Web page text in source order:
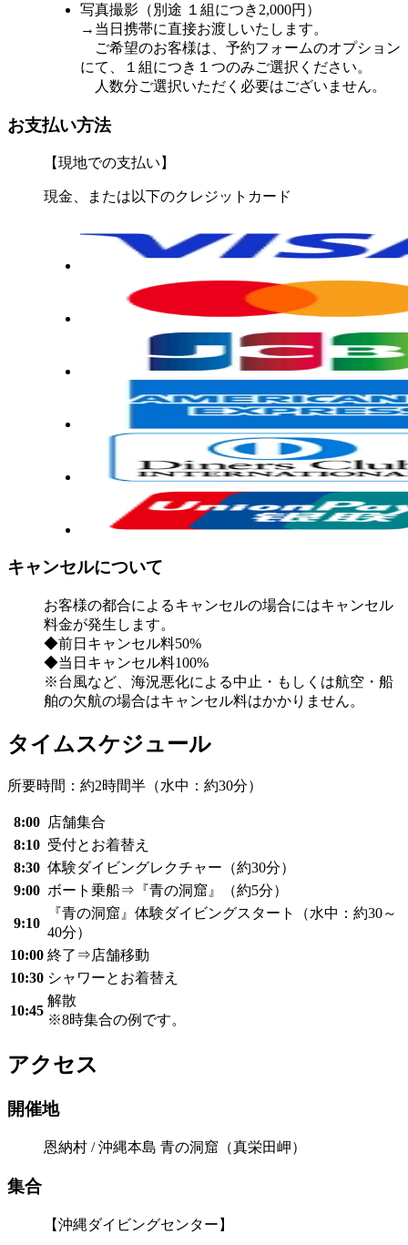
写真撮影（別途 １組につき2,000円）
→当日携帯に直接お渡しいたします。
ご希望のお客様は、予約フォームのオプション
にて、１組につき１つのみご選択ください。
人数分ご選択いただく必要はございません。
お支払い方法
【現地での支払い】
現金、または以下のクレジットカード
キャンセルについて
お客様の都合によるキャンセルの場合にはキャンセル
料金が発生します。
◆前日キャンセル料50%
◆当日キャンセル料100%
※台風など、海況悪化による中止・もしくは航空・船
舶の欠航の場合はキャンセル料はかかりません。
タイムスケジュール
所要時間：約2時間半（水中：約30分）
8:00 店舗集合
8:10 受付とお着替え
8:30 体験ダイビングレクチャー（約30分）
9:00 ボート乗船⇒『青の洞窟』（約5分）
9:10
『青の洞窟』体験ダイビングスタート（水中：約30～
40分）
10:00 終了⇒店舗移動
10:30 シャワーとお着替え
10:45
解散
※8時集合の例です。
アクセス
開催地
恩納村 / 沖縄本島 青の洞窟（真栄田岬）
集合
【沖縄ダイビングセンター】